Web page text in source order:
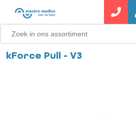
kForce Pull - V3